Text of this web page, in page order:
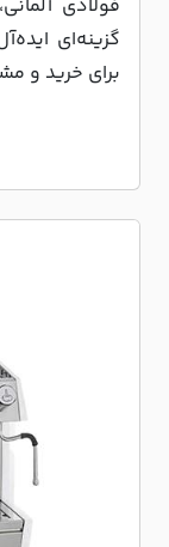
فولادی
گزینه‌ای
برای خرید و